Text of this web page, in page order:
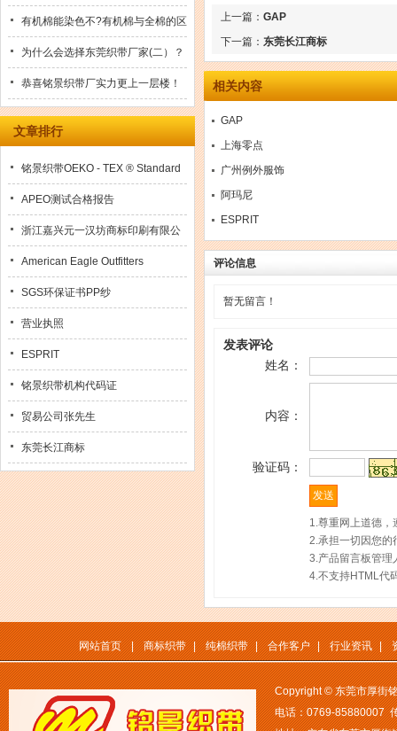
有机棉能染色不?有机棉与全棉的区
别在哪儿？
为什么会选择东莞织带厂家(二）？
恭喜铭景织带厂实力更上一层楼！
文章排行
铭景织带OEKO - TEX ® Standard
100-环保证书(2018年)
APEO测试合格报告
浙江嘉兴元一汉坊商标印刷有限公
司
American Eagle Outfitters
SGS环保证书PP纱
营业执照
ESPRIT
铭景织带机构代码证
贸易公司张先生
东莞长江商标
上一篇： GAP
下一篇： 东莞长江商标
相关内容
GAP
上海零点
广州例外服饰
阿玛尼
ESPRIT
评论信息
暂无留言！
发表评论
姓名：
内容：
验证码：
1.尊重网上道德，
2.承担一切因您的
3.产品留言板管理
4.不支持HTML代
网站首页 | 商标织带 | 纯棉织带 | 合作客户 | 行业资讯 |
Copyright © 东莞市厚街
电话：0769-85880007